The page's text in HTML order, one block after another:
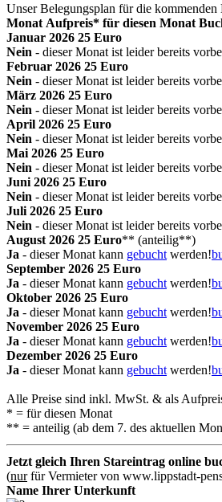
Unser Belegungsplan für die kommenden
Monat Aufpreis* für diesen Monat
Januar 2026 25 Euro
Nein - dieserMonat ist leider bereits
Februar 2026 25 Euro
Nein - dieserMonat ist leider bereits
März 2026 25 Euro
Nein - dieserMonat ist leider bereits
April 2026 25 Euro
Nein - dieserMonat ist leider bereits
Mai 2026 25 Euro
Nein - dieserMonat ist leider bereits
Juni 2026 25 Euro
Nein - dieserMonat ist leider bereits
Juli 2026 25 Euro
Nein - dieserMonat ist leider bereits
August 2026 25 Euro** (anteilig**)
Ja - dieser Monat kann gebucht werden!
September 2026 25 Euro
Ja - dieser Monat kann gebucht werden!
Oktober 2026 25 Euro
Ja - dieser Monat kann gebucht werden!
November 2026 25 Euro
Ja - dieser Monat kann gebucht werden!
Dezember 2026 25 Euro
Ja - dieser Monat kann gebucht werden!
Alle Preise sind inkl. MwSt. & als
* = für diesen Monat
** = anteilig (ab dem 7. des aktuellen
Jetzt gleich Ihren Stareintrag online
(nurfür Vermieter von www.lippstadt-
Name Ihrer Unterkunft